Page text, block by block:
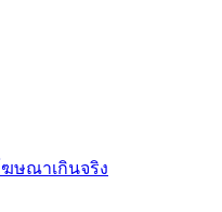
ษณาเกินจริง